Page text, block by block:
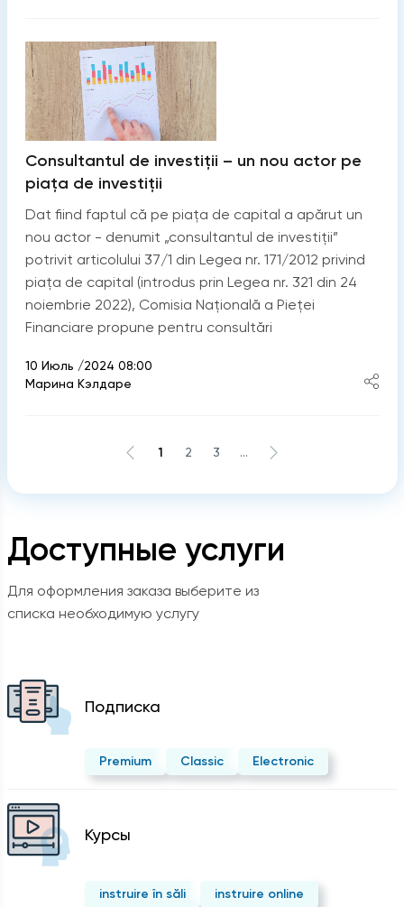
Доступные услуги
Для оформления заказа выберите из
списка необходимую услугу
Подписка
Premium Classic Electronic
Курсы
instruire în săli instruire online
Consultantul de investiții – un nou actor pe
piața de investiții
Dat fiind faptul că pe piața de capital a apărut un
nou actor - denumit „consultantul de investiții”
potrivit articolului 37/1 din Legea nr. 171/2012 privind
piața de capital (introdus prin Legea nr. 321 din 24
noiembrie 2022), Comisia Națională a Pieței
Financiare propune pentru consultări
10 Июль /2024 08:00
Марина Кэлдаре
1 2 3 ...